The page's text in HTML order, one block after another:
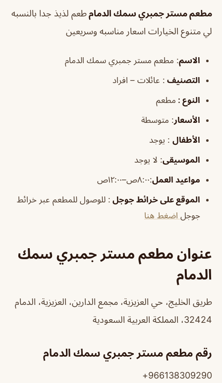
مطعم مستر جمبري سمك الدمام طعم لذيذ جدا بالنسبه
لي متنوع الخيارات اسعار مناسبه وسريعين
الاسم: مطعم مستر جمبري سمك الدمام
التصنيف : عائلات – افراد
النوع : مطعم
الأسعار: متوسطة
الأطفال : يوجد
الموسيقى: لا يوجد
مواعيد العمل:٨:٠٠ص–١٢:٠٠ص
الموقع على خرائط جوجل : للوصول للمطعم عبر خرائط
جوجل اضغط هنا
عنوان مطعم مستر جمبري سمك
الدمام
طريق الخليج، حي العزيزية، مجمع الدارين، العزيزية، الدمام
32424، المملكة العربية السعودية
رقم مطعم مستر جمبري سمك الدمام
966138309290+